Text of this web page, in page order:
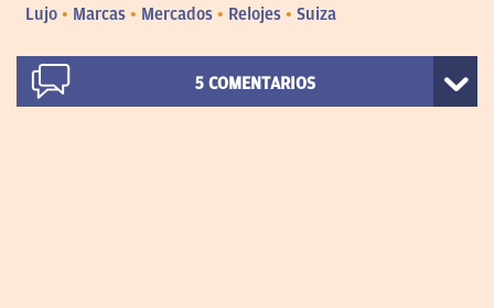
Lujo
Marcas Mercados Relojes Suiza
5 COMENTARIOS